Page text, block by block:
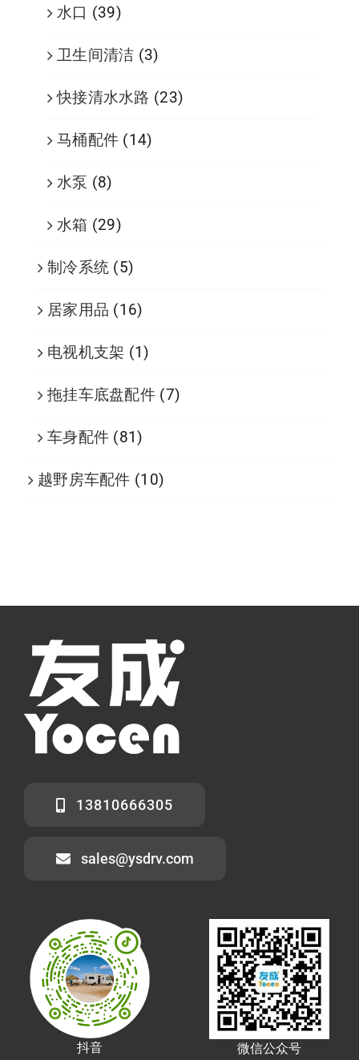
水口 (39)
卫生间清洁 (3)
快接清水水路 (23)
马桶配件 (14)
水泵 (8)
水箱 (29)
制冷系统 (5)
居家用品 (16)
电视机支架 (1)
拖挂车底盘配件 (7)
车身配件 (81)
越野房车配件 (10)
13810666305
sales@ysdrv.com
抖音 微信公众号